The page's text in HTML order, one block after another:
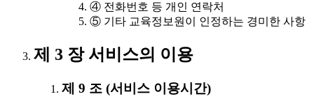
④ 전화번호 등 개인 연락처
⑤ 기타 교육정보원이 인정하는 경미한 사항
제 3 장 서비스의 이용
제 9 조 (서비스 이용시간)